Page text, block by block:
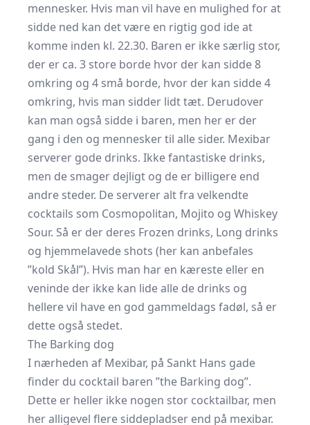
mennesker. Hvis man vil have en mulighed for at
sidde ned kan det være en rigtig god ide at
komme inden kl. 22.30. Baren er ikke særlig stor,
der er ca. 3 store borde hvor der kan sidde 8
omkring og 4 små borde, hvor der kan sidde 4
omkring, hvis man sidder lidt tæt. Derudover
kan man også sidde i baren, men her er der
gang i den og mennesker til alle sider. Mexibar
serverer gode drinks. Ikke fantastiske drinks,
men de smager dejligt og de er billigere end
andre steder. De serverer alt fra velkendte
cocktails som Cosmopolitan, Mojito og Whiskey
Sour. Så er der deres Frozen drinks, Long drinks
og hjemmelavede shots (her kan anbefales
”kold Skål”). Hvis man har en kæreste eller en
veninde der ikke kan lide alle de drinks og
hellere vil have en god gammeldags fadøl, så er
dette også stedet.
The Barking dog
I nærheden af Mexibar, på Sankt Hans gade
finder du cocktail baren ”the Barking dog”.
Dette er heller ikke nogen stor cocktailbar, men
her alligevel flere siddepladser end på mexibar.